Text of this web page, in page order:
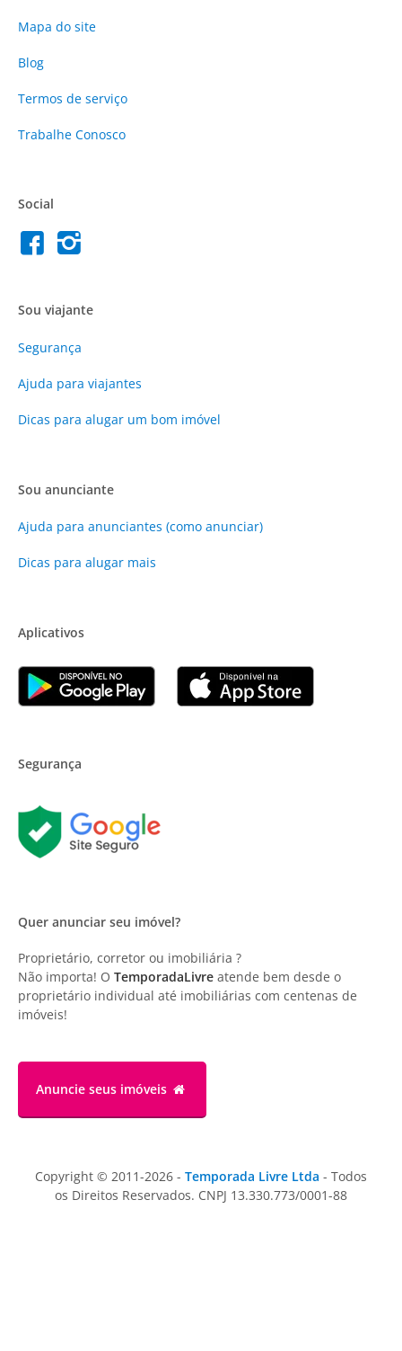
Mapa do site
Blog
Termos de serviço
Trabalhe Conosco
Social
Sou viajante
Segurança
Ajuda para viajantes
Dicas para alugar um bom imóvel
Sou anunciante
Ajuda para anunciantes (como anunciar)
Dicas para alugar mais
Aplicativos
Segurança
Quer anunciar seu imóvel?
Proprietário, corretor ou imobiliária ?
Não importa! O TemporadaLivre atende bem desde o
proprietário individual até imobiliárias com centenas de
imóveis!
Anuncie seus imóveis
Copyright © 2011-2026 - Temporada Livre Ltda - Todos
os Direitos Reservados. CNPJ 13.330.773/0001-88